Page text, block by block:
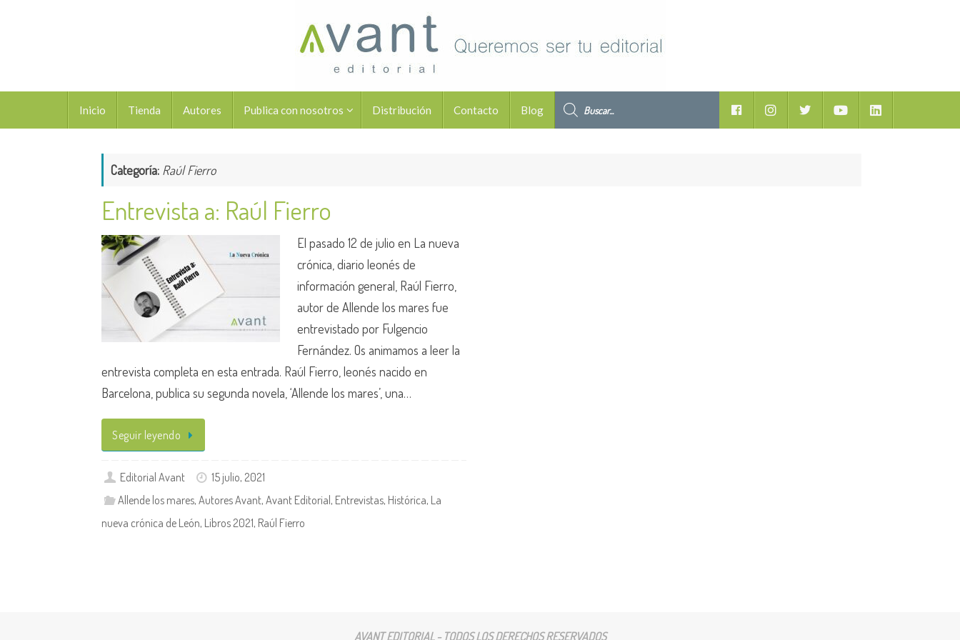
contenido
Inicio Tienda Autores Publica con nosotros Distribución Contacto Blog
Facebook YoutubeLinkedIn
Categoría: Raúl Fierro
Entrevista a: Raúl Fierro
El pasado 12 de julio en La nueva
crónica, diario leonés de
información general, Raúl Fierro,
autor de Allende los mares fue
entrevistado por Fulgencio
Fernández. Os animamos a leer la
entrevista completa en esta entrada. Raúl Fierro, leonés nacido en
Barcelona, publica su segunda novela, ‘Allende los mares’, una…
Seguir leyendo
Editorial Avant
15 julio, 2021
Allende los mares,Autores Avant,Avant Editorial, Entrevistas, Histórica, La
nueva crónica de León, Libros 2021, Raúl Fierro
AVANT EDITORIAL - TODOS LOS DERECHOS RESERVADOS